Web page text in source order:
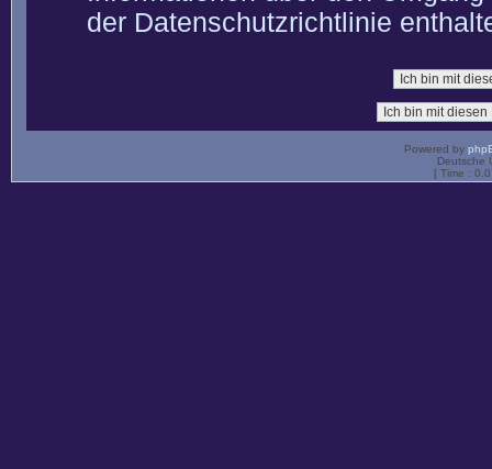
der Datenschutzrichtlinie
Powered by
Deutsche
[ Time :